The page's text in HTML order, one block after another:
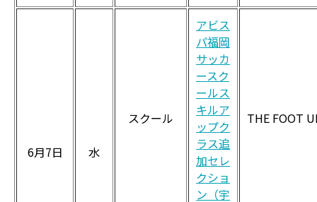
6月7日 水
スクール
アビス
パ福岡
サッカ
ースク
ールス
キルア
ップク
ラス追
加セレ
クショ
ン（宇
THE FOOT